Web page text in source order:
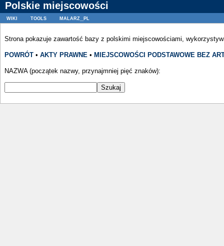
Polskie miejscowości
Strona pokazuje zawartość bazy z polskimi miejscowościami,
POWRÓT • AKTY PRAWNE • MIEJSCOWOŚCI PODSTAWOWE BEZ
NAZWA (początek nazwy, przynajmniej pięć znaków):
wiki tools malarz_pl